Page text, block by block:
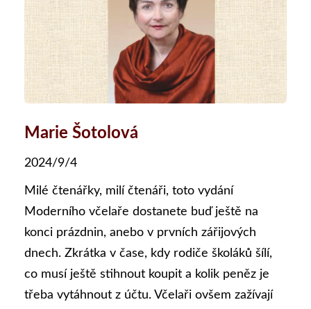
Marie Šotolová
2024/9/4
Milé čtenářky, milí čtenáři, toto vydání
Moderního včelaře dostanete buď ještě na
konci prázdnin, anebo v prvních zářijových
dnech. Zkrátka v čase, kdy rodiče školáků šílí,
co musí ještě stihnout koupit a kolik peněz je
třeba vytáhnout z účtu. Včelaři ovšem zažívají